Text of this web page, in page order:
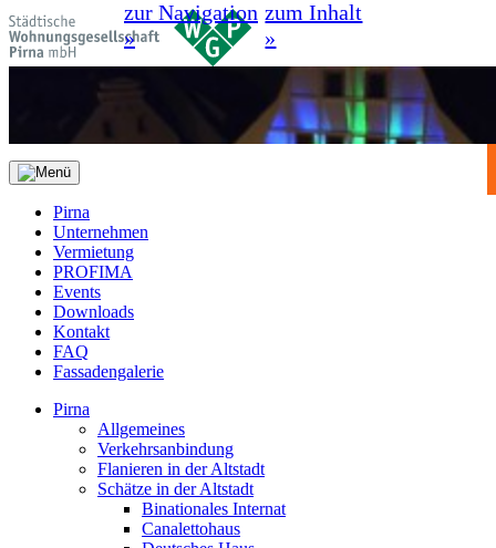
zur Navigation
»
zum Inhalt
»
Pirna
Unternehmen
Vermietung
PROFIMA
Events
Downloads
Kontakt
FAQ
Fassadengalerie
Pirna
Allgemeines
Verkehrsanbindung
Flanieren in der Altstadt
Schätze in der Altstadt
Binationales Internat
Canalettohaus